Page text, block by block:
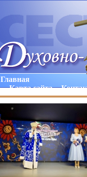
Главная
Карта сайта